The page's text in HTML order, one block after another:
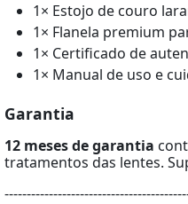
1× Estojo de couro
1× Flanela premium
1× Certificado de
1× Manual de uso e
Garantia
12 meses de garantia
tratamentos das lentes.